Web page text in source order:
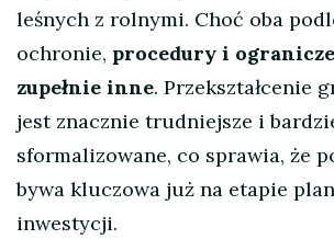
leśnych z rolnymi. Choć oba
ochronie, procedury i
zupełnie inne. Przekształcenie
jest znacznie trudniejsze i
sformalizowane, co sprawia, że
bywa kluczowa już na etapie
inwestycji.